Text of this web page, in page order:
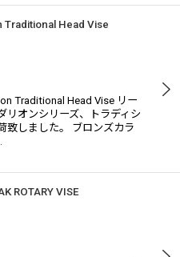
Traditional Head Vise
Traditional Head Vise リー
リオンシリーズ、トラディシ
致しました。 ブロンズカラ
ROTARY VISE